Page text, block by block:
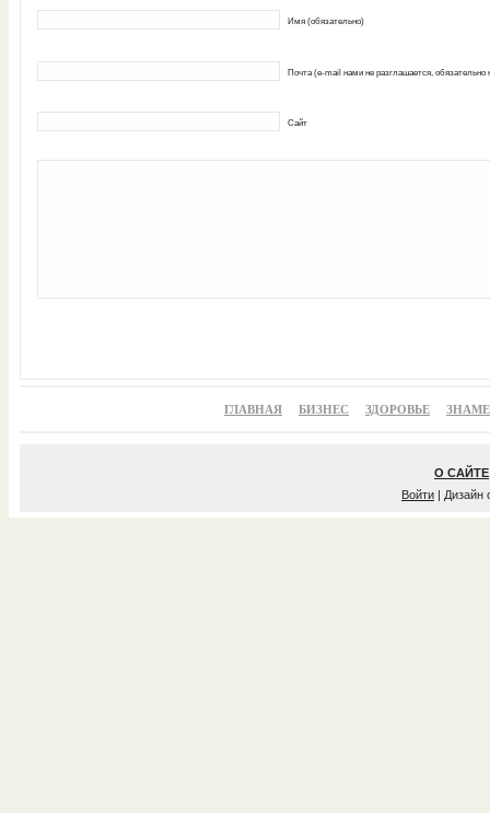
Имя (обязательно)
Почта (e-mail нами не разглашается, обязательно
Сайт
ГЛАВНАЯ БИЗНЕС ЗДОРОВЬЕ
О САЙТЕ
Войти | Дизайн